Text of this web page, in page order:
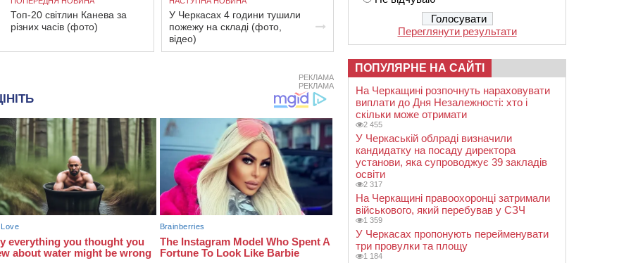
Топ-20 світлин Канева за
різних часів (фото)
У Черкасах 4 години тушили
пожежу на складі (фото,
відео)
РЕКЛАМА
РЕКЛАМА
Переглянути результати
ПОПУЛЯРНЕ НА САЙТІ
На Черкащині розпочнуть нараховувати
виплати до Дня Незалежності: хто і
скільки може отримати
2 455
У Черкаській облраді визначили
кандидатку на посаду директора
установи, яка супроводжує 39 закладів
освіти
2 317
На Черкащині правоохоронці затримали
військового, який перебував у СЗЧ
1 359
У Черкасах пропонують перейменувати
три провулки та площу
1 184